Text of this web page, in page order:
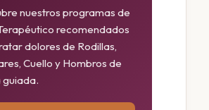
nuestros programas de
recomendados
dolores de Rodillas,
Cuello y Hombros de